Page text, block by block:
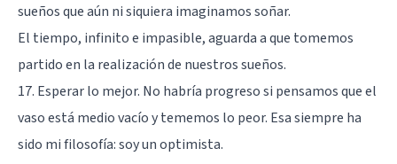
sueños que aún ni siquiera imaginamos soñar.
El tiempo, infinito e impasible, aguarda a que tomemos
partido en la realización de nuestros sueños.
17. Esperar lo mejor. No habría progreso si pensamos que el
vaso está medio vacío y tememos lo peor. Esa siempre ha
sido mi filosofía: soy un optimista.